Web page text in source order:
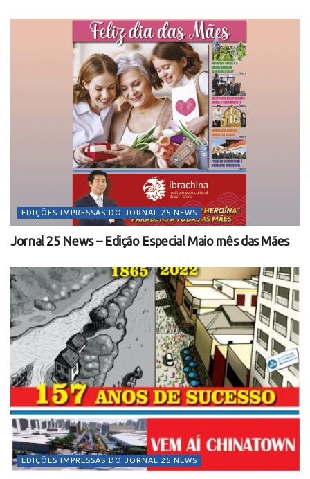
EDIÇÕES IMPRESSAS DO JORNAL 25 NEWS
Jornal 25 News – Edição Especial Maio mês das Mães
EDIÇÕES IMPRESSAS DO JORNAL 25 NEWS